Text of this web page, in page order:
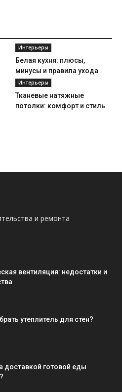
Интерьеры
Белая кухня: плюсы,
минусы и правила ухода
Интерьеры
Тканевые натяжные
потолки: комфорт и стиль
и ремонта
вентиляция: недостатки и
утеплитель для стен?
доставкой готовой еды